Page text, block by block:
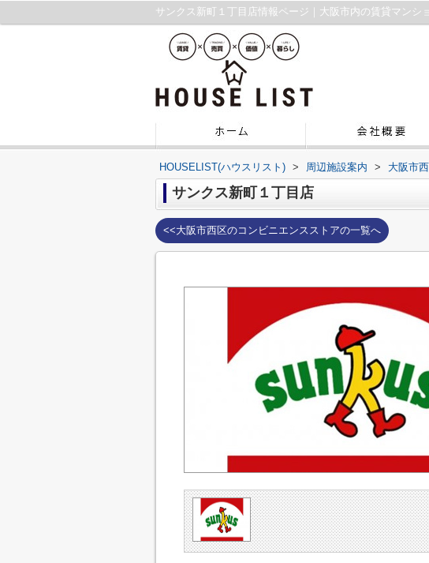
サンクス新町１丁目店情報ページ｜大阪市内の賃貸マンシ
HOUSELIST(ハウスリスト) > 周辺施設案内 > 大阪市
サンクス新町１丁目店
<<大阪市西区のコンビニエンスストアの一覧へ